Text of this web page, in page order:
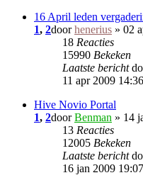
16 April leden
1, 2doorhenerius » 02
18 Reacties
15990 Bekeken
Laatste bericht
11 apr 2009 14:36
Hive Novio Portal
1, 2doorBenman » 14
13 Reacties
12005 Bekeken
Laatste bericht
16 jan 2009 19:07